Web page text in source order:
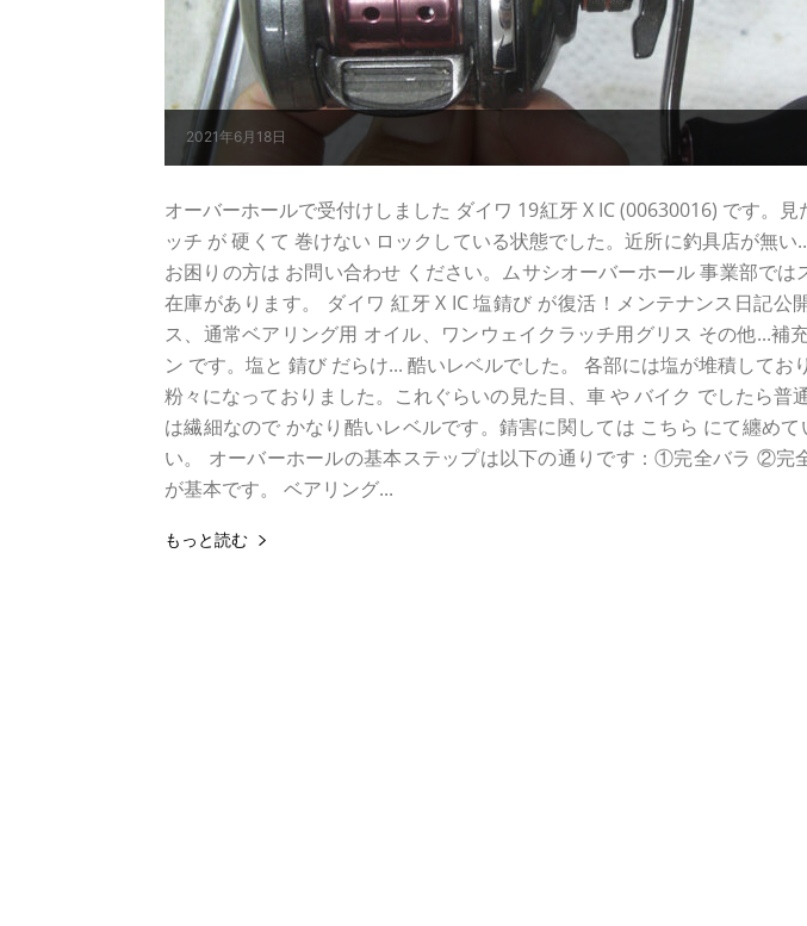
2021年6月18日
オーバーホールで受付けしました ダイワ 19紅牙 X IC (00630016) です。見
ッチ が 硬くて 巻けない ロックしている状態でした。近所に釣具店が無い
お困りの方は お問い合わせ ください。ムサシオーバーホール 事業部では
在庫があります。 ダイワ 紅牙 X IC 塩錆び が復活！メンテナンス日記公
ス、通常ベアリング用 オイル、ワンウェイクラッチ用グリス その他...補
ン です。塩と 錆び だらけ... 酷いレベルでした。 各部には塩が堆積してお
粉々になっておりました。これぐらいの見た目、車 や バイク でしたら普
は繊細なので かなり酷いレベルです。錆害に関しては こちら にて纏めて
い。 オーバーホールの基本ステップは以下の通りです：①完全バラ ②完
が基本です。 ベアリング...
もっと読む